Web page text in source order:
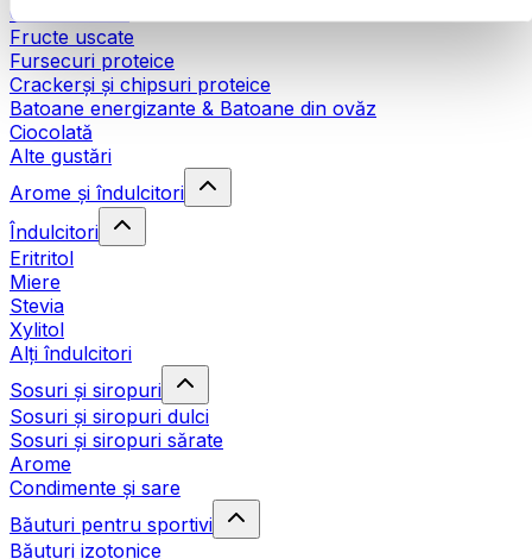
Carne uscată
Fructe uscate
Fursecuri proteice
Crackerși și chipsuri proteice
Batoane energizante & Batoane din ovăz
Ciocolată
Alte gustări
Arome și îndulcitori
Îndulcitori
Eritritol
Miere
Stevia
Xylitol
Alți îndulcitori
Sosuri și siropuri
Sosuri și siropuri dulci
Sosuri și siropuri sărate
Arome
Condimente și sare
Băuturi pentru sportivi
Băuturi izotonice